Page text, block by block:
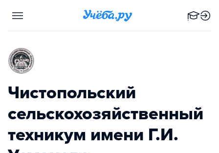
Чистопольский
сельскохозяйственный
техникум имени Г.И.